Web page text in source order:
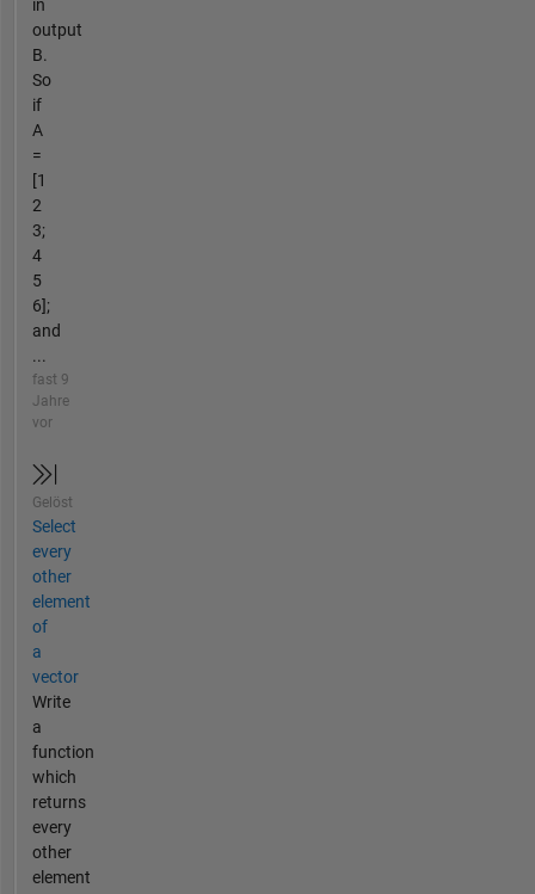
in
output
B.
So
if
A
=
[1
2
3;
4
5
6];
and
...
fast 9
Jahre
vor
Gelöst
Select
every
other
element
of
a
vector
Write
a
function
which
returns
every
other
element